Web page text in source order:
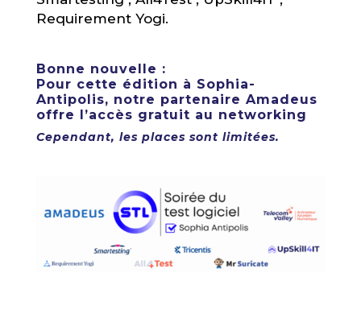
Requirement Yogi.
Bonne nouvelle :
Pour cette édition à Sophia-
Antipolis, notre partenaire Amadeus
offre l’accès gratuit au networking
Cependant, les places sont limitées.